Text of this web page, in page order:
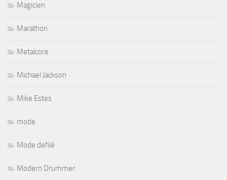
Magicien
Marathon
Metalcore
Michael Jackson
Mike Estes
mode
Mode defilé
Modern Drummer